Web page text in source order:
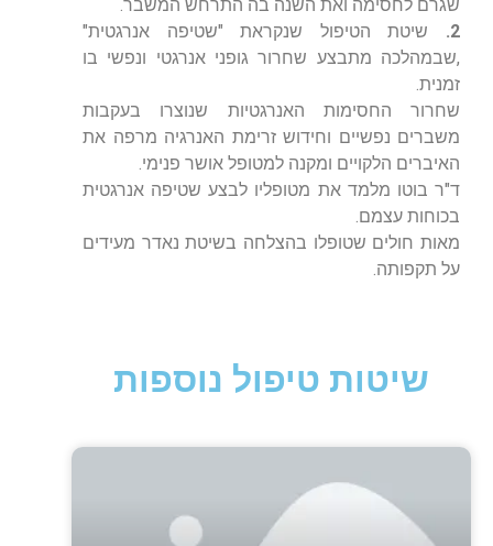
שגרם לחסימה ואת השנה בה התרחש המשבר.
2.
שיטת הטיפול שנקראת "שטיפה אנרגטית"
,שבמהלכה מתבצע שחרור גופני אנרגטי ונפשי בו
זמנית.
שחרור החסימות האנרגטיות שנוצרו בעקבות
משברים נפשיים וחידוש זרימת האנרגיה מרפה את
האיברים הלקויים ומקנה למטופל אושר פנימי.
ד"ר בוטו מלמד את מטופליו לבצע שטיפה אנרגטית
בכוחות עצמם.
מאות חולים שטופלו בהצלחה בשיטת נאדר מעידים
על תקפותה.
שיטות טיפול נוספות